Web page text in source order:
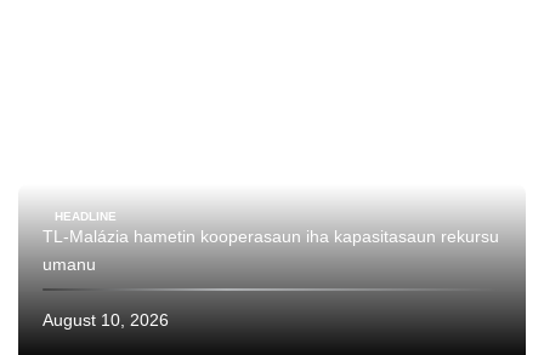
HEADLINE
TL-Malázia hametin kooperasaun iha kapasitasaun rekursu
umanu
August 10, 2026